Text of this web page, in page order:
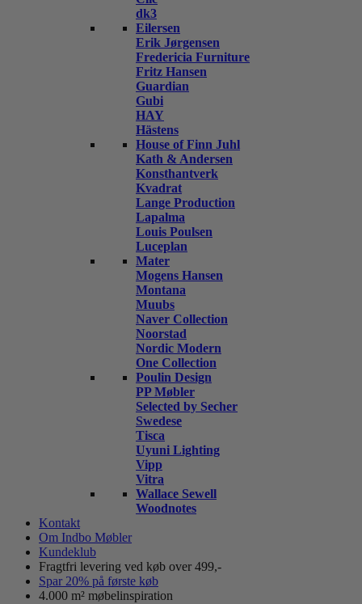
dk3
Eilersen
Erik Jørgensen
Fredericia Furniture
Fritz Hansen
Guardian
Gubi
HAY
Hästens
House of Finn Juhl
Kath & Andersen
Konsthantverk
Kvadrat
Lange Production
Lapalma
Louis Poulsen
Luceplan
Mater
Mogens Hansen
Montana
Muubs
Naver Collection
Noorstad
Nordic Modern
One Collection
Poulin Design
PP Møbler
Selected by Secher
Swedese
Tisca
Uyuni Lighting
Vipp
Vitra
Wallace Sewell
Woodnotes
Kontakt
Om Indbo Møbler
Kundeklub
Fragtfri levering ved køb over 499,-
Spar 20% på første køb
4.000 m² møbelinspiration